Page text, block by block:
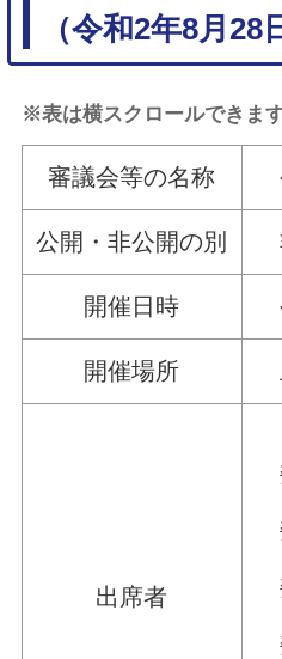
（令和2年8月28
※表は横スクロールできます
審議会等の名称
公開・非公開の別
開催日時
開催場所
出席者